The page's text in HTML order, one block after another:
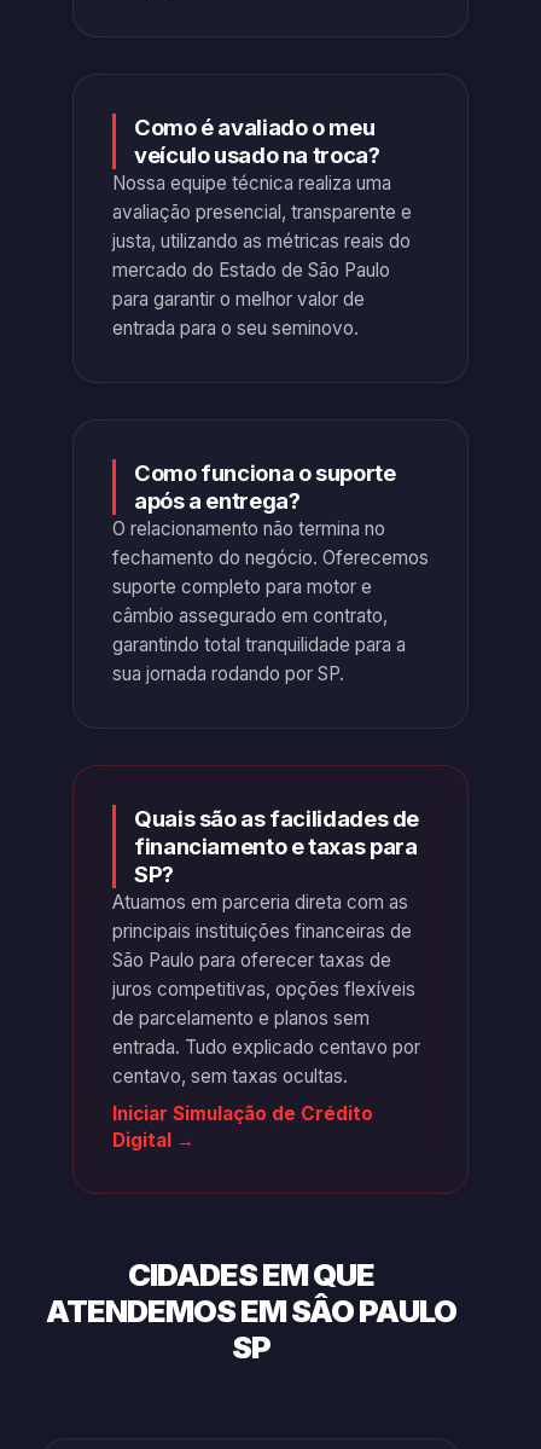
Como é avaliado o meu
veículo usado na troca?
Nossa equipe técnica realiza uma
avaliação presencial, transparente e
justa, utilizando as métricas reais do
mercado do Estado de São Paulo
para garantir o melhor valor de
entrada para o seu seminovo.
Como funciona o suporte
após a entrega?
O relacionamento não termina no
fechamento do negócio. Oferecemos
suporte completo para motor e
câmbio assegurado em contrato,
garantindo total tranquilidade para a
sua jornada rodando por SP.
Quais são as facilidades de
financiamento e taxas para
SP?
Atuamos em parceria direta com as
principais instituições financeiras de
São Paulo para oferecer taxas de
juros competitivas, opções flexíveis
de parcelamento e planos sem
entrada. Tudo explicado centavo por
centavo, sem taxas ocultas.
Iniciar Simulação de Crédito
Digital →
CIDADES EM QUE
ATENDEMOS EM SÂO PAULO
SP